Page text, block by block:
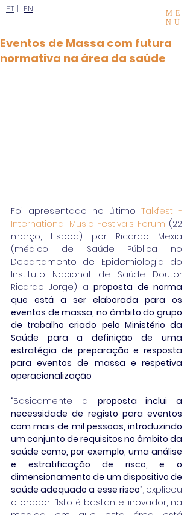
PT | EN
ME
NU
Eventos de Massa com futura
normativa na área da saúde
Foi apresentado no último Talkfest -
International Music Festivals Forum (22
março, Lisboa) por Ricardo Mexia
(médico de Saúde Pública no
Departamento de Epidemiologia do
Instituto Nacional de Saúde Doutor
Ricardo Jorge) a proposta de norma
que está a ser elaborada para os
eventos de massa, no âmbito do grupo
de trabalho criado pelo Ministério da
Saúde para a definição de uma
estratégia de preparação e resposta
para eventos de massa e respetiva
operacionalização.
“Basicamente a proposta inclui a
necessidade de registo para eventos
com mais de mil pessoas, introduzindo
um conjunto de requisitos no âmbito da
saúde como, por exemplo, uma análise
e estratificação de risco, e o
dimensionamento de um dispositivo de
saúde adequado a esse risco”, explicou
o orador. “Isto é bastante inovador, na